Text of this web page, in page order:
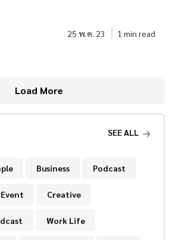
25 พ.ค. 23 1 min read
Load More
SEE ALL
Business Podcast
Event Creative
Work Life